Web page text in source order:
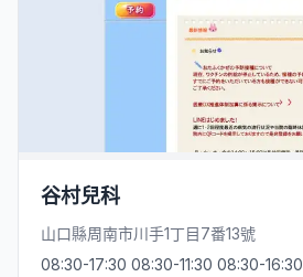
谷村兒科
山口縣周南市川手1丁目7番13號
08:30-17:30 08:30-11:30 08:30-16:30